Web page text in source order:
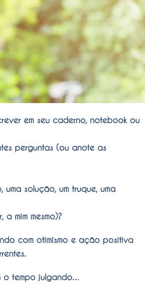
em seu caderno, notebook ou
perguntas (ou anote as
solução, um truque, uma
mim mesmo)?
com otimismo e ação positiva
o tempo julgando…